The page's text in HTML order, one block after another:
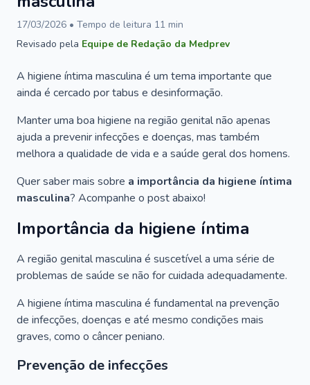
17/03/2026 • Tempo de leitura 11 min
Revisado pela Equipe de Redação da Medprev
A higiene íntima masculina é um tema importante que
ainda é cercado por tabus e desinformação.
Manter uma boa higiene na região genital não apenas
ajuda a prevenir infecções e doenças, mas também
melhora a qualidade de vida e a saúde geral dos homens.
Quer saber mais sobre a importância da higiene íntima
masculina? Acompanhe o post abaixo!
Importância da higiene íntima
A região genital masculina é suscetível a uma série de
problemas de saúde se não for cuidada adequadamente.
A higiene íntima masculina é fundamental na prevenção
de infecções, doenças e até mesmo condições mais
graves, como o câncer peniano.
Prevenção de infecções